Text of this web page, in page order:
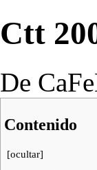
Ctt
De
Contenido
[ocultar]